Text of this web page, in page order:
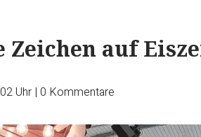
Zeichen auf
Uhr | 0 Kommentare